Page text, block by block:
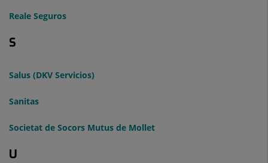
Reale Seguros
S
Salus (DKV Servicios)
Sanitas
Societat de Socors Mutus de Mollet
U